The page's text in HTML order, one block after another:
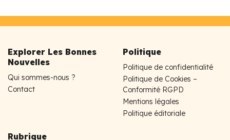
Explorer Les Bonnes
Nouvelles
Qui sommes-nous ?
Contact
Politique
Politique de confidentialité
Politique de Cookies –
Conformité RGPD
Mentions légales
Politique éditoriale
Rubrique